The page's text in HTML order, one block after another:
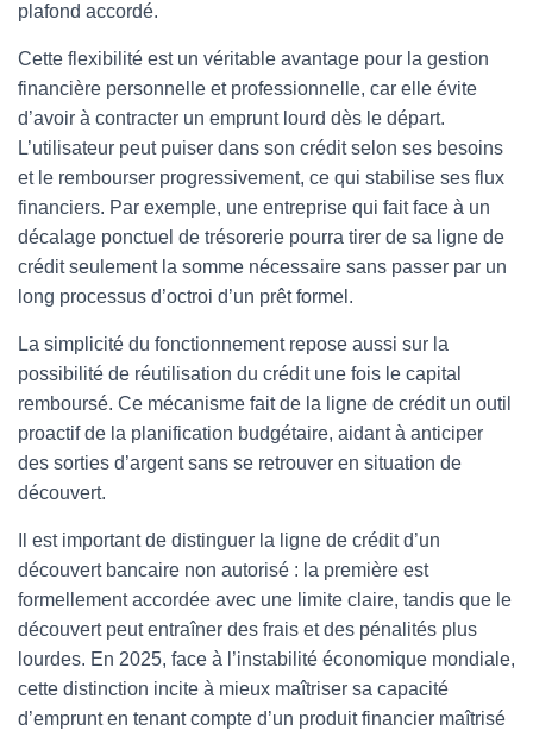
plafond accordé.
Cette flexibilité est un véritable avantage pour la gestion
financière personnelle et professionnelle, car elle évite
d’avoir à contracter un emprunt lourd dès le départ.
L’utilisateur peut puiser dans son crédit selon ses besoins
et le rembourser progressivement, ce qui stabilise ses flux
financiers. Par exemple, une entreprise qui fait face à un
décalage ponctuel de trésorerie pourra tirer de sa ligne de
crédit seulement la somme nécessaire sans passer par un
long processus d’octroi d’un prêt formel.
La simplicité du fonctionnement repose aussi sur la
possibilité de réutilisation du crédit une fois le capital
remboursé. Ce mécanisme fait de la ligne de crédit un outil
proactif de la planification budgétaire, aidant à anticiper
des sorties d’argent sans se retrouver en situation de
découvert.
Il est important de distinguer la ligne de crédit d’un
découvert bancaire non autorisé : la première est
formellement accordée avec une limite claire, tandis que le
découvert peut entraîner des frais et des pénalités plus
lourdes. En 2025, face à l’instabilité économique mondiale,
cette distinction incite à mieux maîtriser sa capacité
d’emprunt en tenant compte d’un produit financier maîtrisé